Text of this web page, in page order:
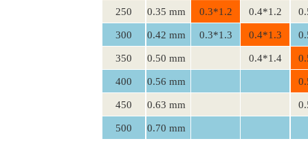
0.3*1.2 0.4*1.2
0.3*1.3 0.4*1.3
0.4*1.4
0.35 mm
0.42 mm
0.50 mm
0.56 mm
0.63 mm
0.70 mm
250
300
350
400
450
500